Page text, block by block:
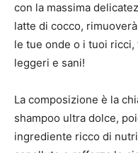
con la massima
latte di cocco,
le tue onde o i tuoi
leggeri e sani!
La composizione è la
shampoo ultra dolce,
ingrediente ricco di